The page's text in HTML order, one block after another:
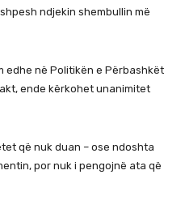
ndjekin shembullin më
edhe në Politikën e Përbashkët
ende kërkohet unanimitet
që nuk duan – ose ndoshta
por nuk i pengojnë ata që